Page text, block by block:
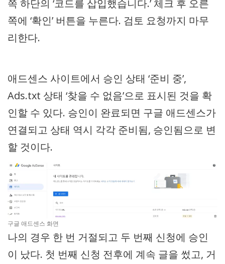
쪽 하단의 ‘코드를 삽입했습니다.’ 체크 후 오른
쪽에 ‘확인’ 버튼을 누른다. 검토 요청까지 마무
리한다.
애드센스 사이트에서 승인 상태 ‘준비 중’,
Ads.txt 상태 ‘찾을 수 없음’으로 표시된 것을 확
인할 수 있다. 승인이 완료되면 구글 애드센스가
연결되고 상태 역시 각각 준비됨, 승인됨으로 변
할 것이다.
구글 애드센스 화면
나의 경우 한 번 거절되고 두 번째 신청에 승인
이 났다. 첫 번째 신청 전후에 계속 글을 썼고, 거